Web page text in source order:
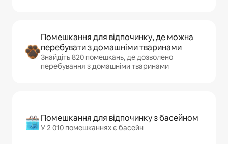
Помешкання для відпочинку, де можна
перебувати з домашніми тваринами
Знайдіть 820 помешкань, де дозволено
перебування з домашніми тваринами
Помешкання для відпочинку з басейном
У 2 010 помешканнях є басейн